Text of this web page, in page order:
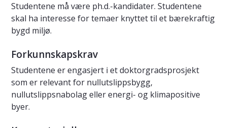
Studentene må være ph.d.-kandidater. Studentene
skal ha interesse for temaer knyttet til et bærekraftig
bygd miljø.
Forkunnskapskrav
Studentene er engasjert i et doktorgradsprosjekt
som er relevant for nullutslippsbygg,
nullutslippsnabolag eller energi- og klimapositive
byer.